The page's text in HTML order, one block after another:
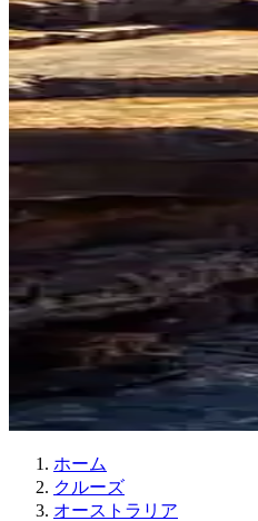
ホーム
クルーズ
オーストラリア